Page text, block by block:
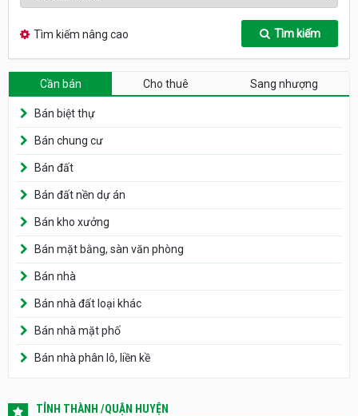
Tìm kiếm nâng cao Tìm kiếm
Cần bán Cho thuê Sang nhượng
Bán biệt thự
Bán chung cư
Bán đất
Bán đất nền dự án
Bán kho xưởng
Bán mặt bằng, sàn văn phòng
Bán nhà
Bán nhà đất loại khác
Bán nhà mặt phố
Bán nhà phân lô, liền kề
TỈNH THÀNH /QUẬN HUYỆN